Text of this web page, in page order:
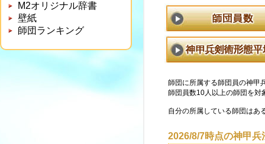
M2オリジナル辞書
壁紙
師団ランキング
師団に所属する師団員の神甲
師団員数10人以上の師団を対
自分の所属している師団はあ
2026/8/7時点の神甲